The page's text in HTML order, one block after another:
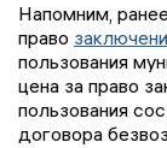
Напомним,
право
пользования
цена за право
пользования
договора